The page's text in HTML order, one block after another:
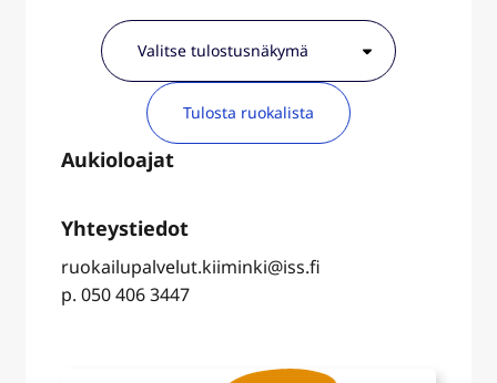
Tulosta ruokalista
ruokailupalvelut.kiiminki@iss.fi
p. 050 406 3447